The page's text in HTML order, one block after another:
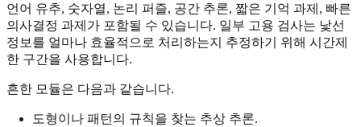
언어 유추, 숫자열, 논리 퍼즐, 공간 추론, 짧은 기억 과제, 빠른
의사결정 과제가 포함될 수 있습니다. 일부 고용 검사는 낯선
정보를 얼마나 효율적으로 처리하는지 추정하기 위해 시간제
한 구간을 사용합니다.
흔한 모듈은 다음과 같습니다.
도형이나 패턴의 규칙을 찾는 추상 추론.